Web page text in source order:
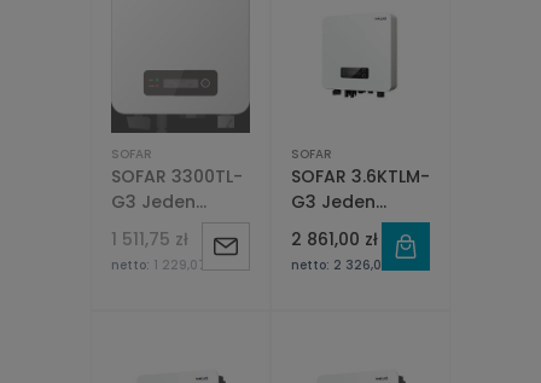
SOFAR
SOFAR 3300TL-
G3 Jeden
fazowy 1xMPPT
1 511,75 zł
netto: 1 229,07 zł
Powiadom
SOFAR
SOFAR 3.6KTLM-
G3 Jeden
fazowy 2xMPPT
2 861,00 zł
netto: 2 326,02 zł